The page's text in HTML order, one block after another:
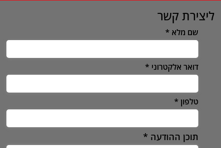
ליצירת קשר
שם מלא
דואר אלקטרוני
טלפון
תוכן ההודעה